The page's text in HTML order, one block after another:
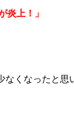
炎上！」
なくなったと思